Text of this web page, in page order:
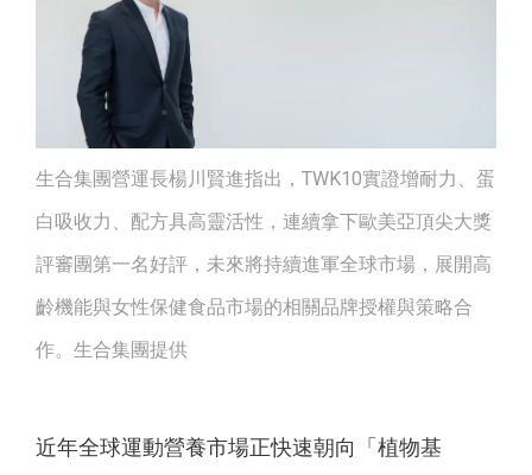
生合集團營運長楊川賢進指出，TWK10實證增耐力、蛋
白吸收力、配方具高靈活性，連續拿下歐美亞頂尖大獎
評審團第一名好評，未來將持續進軍全球市場，展開高
齡機能與女性保健食品市場的相關品牌授權與策略合
作。生合集團提供
近年全球運動營養市場正快速朝向「植物基